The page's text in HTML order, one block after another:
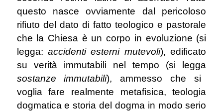
questo nasce ovviamente dal pericoloso
rifiuto del dato di fatto teologico e pastorale
che la Chiesa è un corpo in evoluzione (si
legga: accidenti esterni mutevoli), edificato
su verità immutabili nel tempo (si legga
sostanze immutabili), ammesso che si
voglia fare realmente metafisica, teologia
dogmatica e storia del dogma in modo serio